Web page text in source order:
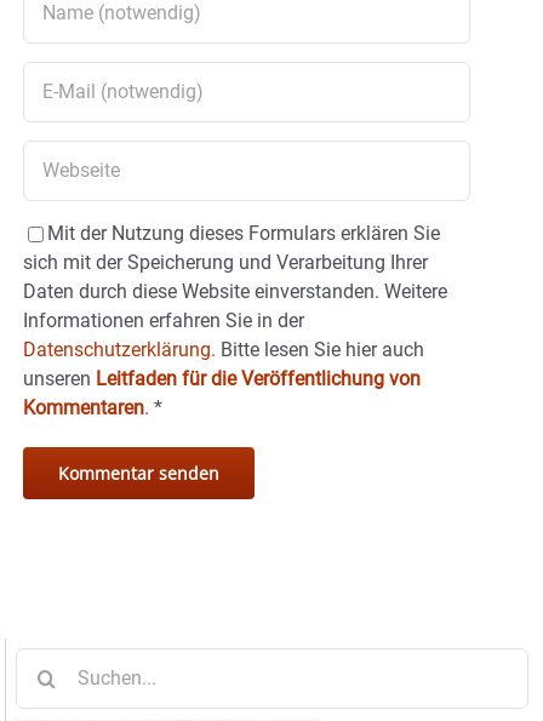
Mit der Nutzung dieses Formulars erklären Sie
sich mit der Speicherung und Verarbeitung Ihrer
Daten durch diese Website einverstanden. Weitere
Informationen erfahren Sie in der
Datenschutzerklärung. Bitte lesen Sie hier auch
unseren Leitfaden für die Veröffentlichung von
Kommentaren. *
nach: